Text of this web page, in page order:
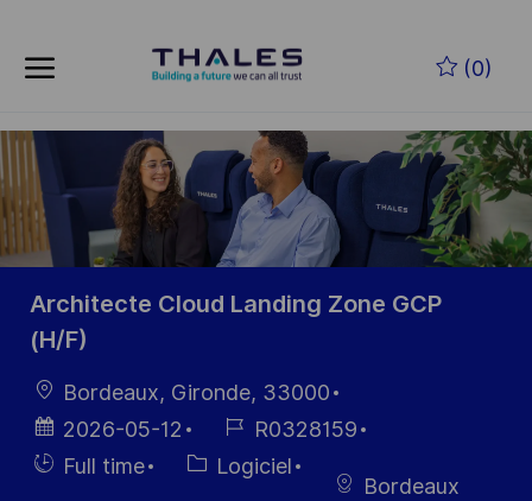
(0)
-
Architecte Cloud Landing Zone GCP
(H/F)
localisation
Bordeaux, Gironde, 33000
Date
d’affichage
2026-05-12
Référence
du poste
R0328159
HiringFull time Catégorie
Logiciel
Bordeaux